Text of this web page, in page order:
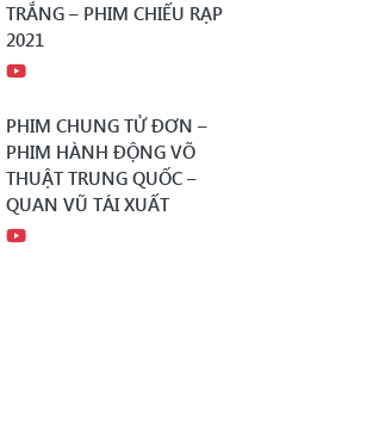
TRẮNG – PHIM CHIẾU RẠP
2021
PHIM CHUNG TỬ ĐƠN –
PHIM HÀNH ĐỘNG VÕ
THUẬT TRUNG QUỐC –
QUAN VŨ TÁI XUẤT